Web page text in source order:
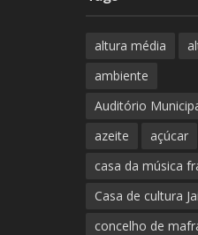
altura média
ambiente
Auditório
azeite
açúcar
casa da música
Casa de cultura
concelho de